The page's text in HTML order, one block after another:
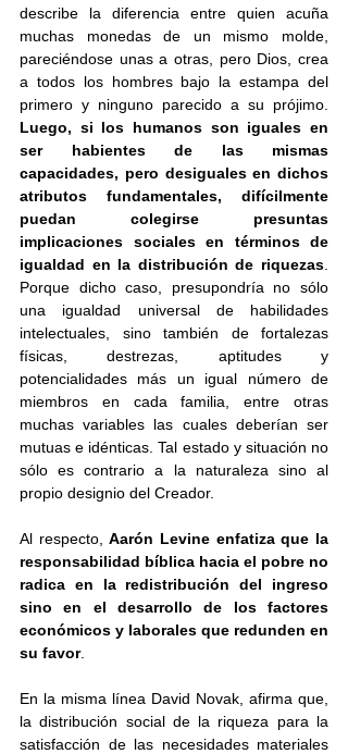
describe la diferencia entre quien acuña
muchas monedas de un mismo molde,
pareciéndose unas a otras, pero Dios, crea
a todos los hombres bajo la estampa del
primero y ninguno parecido a su prójimo.
Luego, si los humanos son iguales en
ser habientes de las mismas
capacidades, pero desiguales en dichos
atributos fundamentales, difícilmente
puedan colegirse presuntas
implicaciones sociales en términos de
igualdad en la distribución de riquezas
Porque dicho caso, presupondría no sólo
una igualdad universal de habilidades
intelectuales, sino también de fortalezas
físicas, destrezas, aptitudes y
potencialidades más un igual número de
miembros en cada familia, entre otras
muchas variables las cuales deberían ser
mutuas e idénticas. Tal estado y situación no
sólo es contrario a la naturaleza sino al
propio designio del Creador.
Al respecto, Aarón Levine enfatiza que la
responsabilidad bíblica hacia el pobre no
radica en la redistribución del ingreso
sino en el desarrollo de los factores
económicos y laborales que redunden en
su favor.
En la misma línea David Novak, afirma que,
la distribución social de la riqueza para la
satisfacción de las necesidades materiales